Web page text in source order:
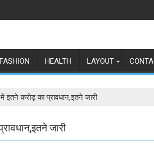
FASHION HEALTH LAYOUT
इतने करोड़ का प्रावधान,इतने जारी
जारी